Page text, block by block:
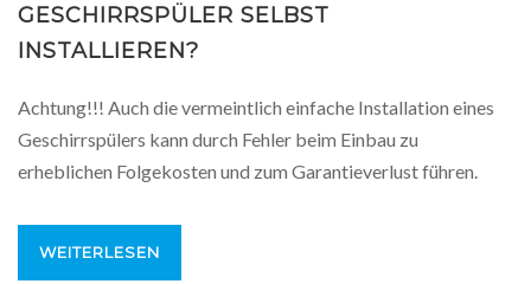
GESCHIRRSPÜLER SELBST
INSTALLIEREN?
Achtung!!! Auch die vermeintlich einfache Installation eines
Geschirrspülers kann durch Fehler beim Einbau zu
erheblichen Folgekosten und zum Garantieverlust führen.
WEITERLESEN